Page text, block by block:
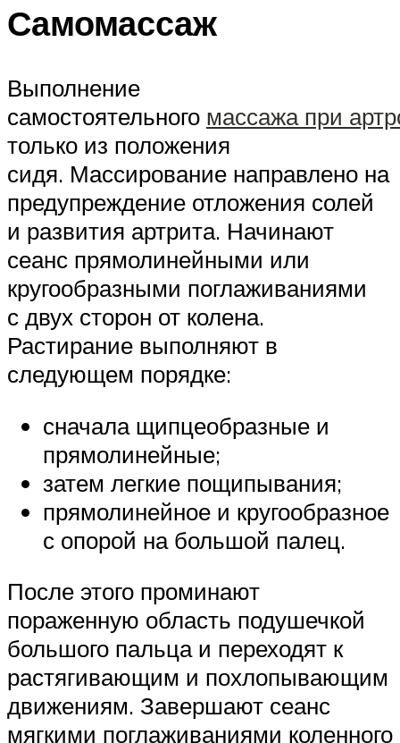
Самомассаж
Выполнение
самостоятельного массажа при
только из положения
сидя. Массирование направлено на
предупреждение отложения солей
и развития артрита. Начинают
сеанс прямолинейными или
кругообразными поглаживаниями
с двух сторон от колена.
Растирание выполняют в
следующем порядке:
сначала щипцеобразные и
прямолинейные;
затем легкие пощипывания;
прямолинейное и кругообразное
с опорой на большой палец.
После этого проминают
пораженную область подушечкой
большого пальца и переходят к
растягивающим и похлопывающим
движениям. Завершают сеанс
мягкими поглаживаниями коленного